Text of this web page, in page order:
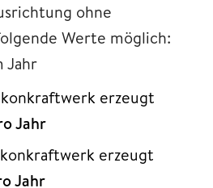
ohne
Werte möglich:
Jahr
erzeugt
Jahr
erzeugt
Jahr